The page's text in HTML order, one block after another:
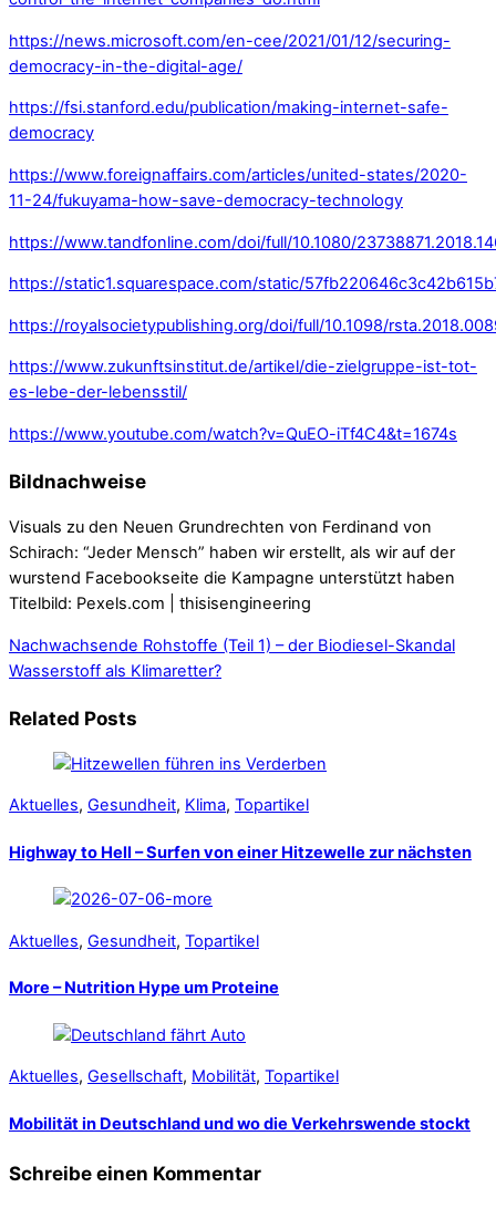
https://news.microsoft.com/en-cee/2021/01/12/securing-
democracy-in-the-digital-age/
https://fsi.stanford.edu/publication/making-internet-safe-
democracy
https://www.foreignaffairs.com/articles/united-states/2020-
11-24/fukuyama-how-save-democracy-technology
https://www.tandfonline.com/doi/full/10.1080/237388
https://static1.squarespace.com/static/
https://royalsocietypublishing.org/doi/full/10.1098/
https://www.zukunftsinstitut.de/artikel/die-zielgruppe-ist-tot-
es-lebe-der-lebensstil/
https://www.youtube.com/watch?v=QuEO-iTf4C4&t=1674s
Bildnachweise
Visuals zu den Neuen Grundrechten von Ferdinand von
Schirach: “Jeder Mensch” haben wir erstellt, als wir auf der
wurstend Facebookseite die Kampagne unterstützt haben
Titelbild: Pexels.com | thisisengineering
Nachwachsende Rohstoffe (Teil 1) – der Biodiesel-Skandal
Wasserstoff als Klimaretter?
Related Posts
Aktuelles, Gesundheit, Klima, Topartikel
Highway to Hell – Surfen von einer Hitzewelle zur nächsten
Aktuelles, Gesundheit, Topartikel
More – Nutrition Hype um Proteine
Aktuelles, Gesellschaft, Mobilität, Topartikel
Mobilität in Deutschland und wo die Verkehrswende stockt
Schreibe einen Kommentar